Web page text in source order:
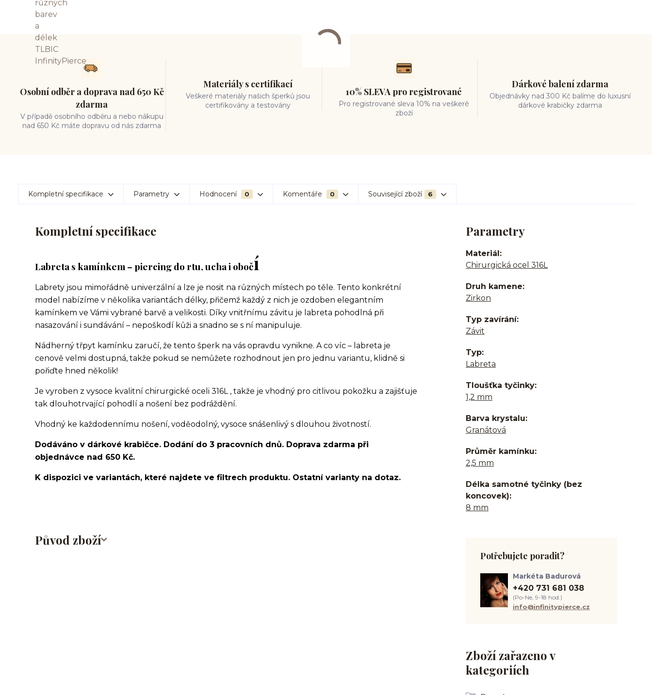
Osobní odběr a doprava nad 650 Kč
zdarma
V případě osobního odběru a nebo nákupu
nad 650 Kč máte dopravu od nás zdarma
Materiály s certifikací
Veškeré materiály našich šperků jsou
certifikovány a testovány
10% SLEVA pro registrované
Pro registrované sleva 10% na veškeré
zboží
Dárkové balení zdarma
Objednávky nad 300 Kč balíme do luxusní
dárkové krabičky zdarma
Kompletní specifikace Parametry Hodnocení 0 Komentáře 0 Související zboží 6
Kompletní specifikace
Labreta s kamínkem – piercing do rtu, ucha i obočí
Labrety jsou mimořádně univerzální a lze je nosit na různých místech po těle. Tento konkrétní
model nabízíme v několika variantách délky, přičemž každý z nich je ozdoben elegantním
kamínkem ve Vámi vybrané barvě a velikosti. Díky vnitřnímu závitu je labreta pohodlná při
nasazování i sundávání – nepoškodí kůži a snadno se s ní manipuluje.
Nádherný třpyt kamínku zaručí, že tento šperk na vás opravdu vynikne. A co víc – labreta je
cenově velmi dostupná, takže pokud se nemůžete rozhodnout jen pro jednu variantu, klidně si
pořiďte hned několik!
Je vyroben z vysoce kvalitní chirurgické oceli 316L , takže je vhodný pro citlivou pokožku a zajišťuje
tak dlouhotrvající pohodlí a nošení bez podráždění.
Vhodný ke každodennímu nošení, voděodolný, vysoce snášenlivý s dlouhou životností.
Dodáváno v dárkové krabičce. Dodání do 3 pracovních dnů. Doprava zdarma při
objednávce nad 650 Kč.
K dispozici ve variantách, které najdete ve filtrech produktu. Ostatní varianty na dotaz.
Původ zboží
Parametry
Materiál
Chirurgická ocel 316L
Druh kamene
Zirkon
Typ zavírání
Závit
Typ
Labreta
Tloušťka tyčinky
1,2 mm
Barva krystalu
Granátová
Průměr kamínku
2,5 mm
Délka samotné tyčinky (bez
koncovek)
8 mm
Zboží zařazeno v
kategoriích
Potřebujete poradit?
Markéta Badurová
+420 731 681 038
(Po-Ne, 9-18 hod.)
info@infinitypierce.cz